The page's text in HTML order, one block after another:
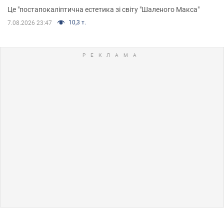
Це "постапокаліптична естетика зі світу "Шаленого Макса"
7.08.2026 23:47 10,3 т.